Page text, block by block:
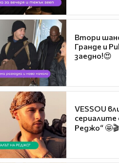
Втори
Гранде и
заедно!😍
VESSOU
сериалите
Реджо“ 🤩🎬